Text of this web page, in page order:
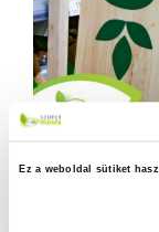
Ez a weboldal sütiket